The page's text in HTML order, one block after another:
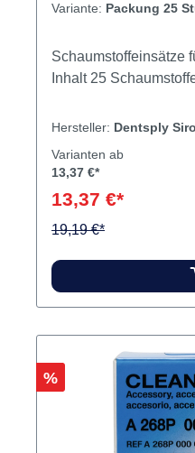
Variante: Packung 25
Schaumstoffeinsätze
Inhalt 25
Hersteller: Dentsply
Varianten ab
13,37 €*
13,37 €*
19,19 €*
Rabatt
%